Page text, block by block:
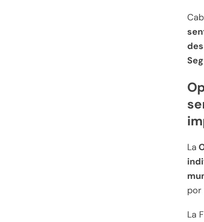
La
por
La